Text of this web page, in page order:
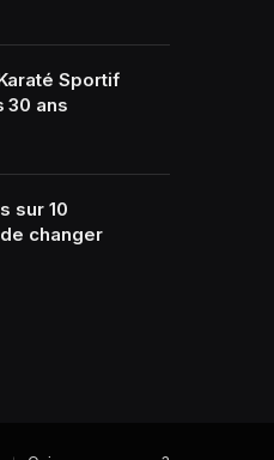
Sportif
30 ans
sur 10
changer